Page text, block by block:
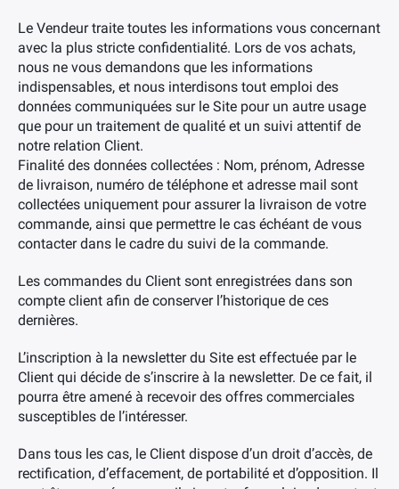
Le Vendeur traite toutes les informations vous concernant
avec la plus stricte confidentialité. Lors de vos achats,
nous ne vous demandons que les informations
indispensables, et nous interdisons tout emploi des
données communiquées sur le Site pour un autre usage
que pour un traitement de qualité et un suivi attentif de
notre relation Client.
Finalité des données collectées : Nom, prénom, Adresse
de livraison, numéro de téléphone et adresse mail sont
collectées uniquement pour assurer la livraison de votre
commande, ainsi que permettre le cas échéant de vous
contacter dans le cadre du suivi de la commande.
Les commandes du Client sont enregistrées dans son
compte client afin de conserver l’historique de ces
dernières.
L’inscription à la newsletter du Site est effectuée par le
Client qui décide de s’inscrire à la newsletter. De ce fait, il
pourra être amené à recevoir des offres commerciales
susceptibles de l’intéresser.
Dans tous les cas, le Client dispose d’un droit d’accès, de
rectification, d’effacement, de portabilité et d’opposition. Il